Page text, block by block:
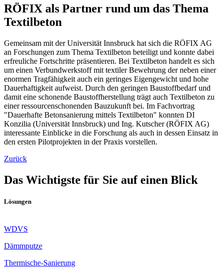
RÖFIX als Partner rund um das Thema
Textilbeton
Gemeinsam mit der Universität Innsbruck hat sich die RÖFIX AG
an Forschungen zum Thema Textilbeton beteiligt und konnte dabei
erfreuliche Fortschritte präsentieren. Bei Textilbeton handelt es sich
um einen Verbundwerkstoff mit textiler Bewehrung der neben einer
enormen Tragfähigkeit auch ein geringes Eigengewicht und hohe
Dauerhaftigkeit aufweist. Durch den geringen Baustoffbedarf und
damit eine schonende Baustoffherstellung trägt auch Textilbeton zu
einer ressourcenschonenden Bauzukunft bei. Im Fachvortrag
"Dauerhafte Betonsanierung mittels Textilbeton" konnten DI
Konzilia (Universität Innsbruck) und Ing. Kutscher (RÖFIX AG)
interessante Einblicke in die Forschung als auch in dessen Einsatz in
den ersten Pilotprojekten in der Praxis vorstellen.
Zurück
Das Wichtigste für Sie auf einen Blick
Lösungen
WDVS
Dämmputze
Thermische-Sanierung